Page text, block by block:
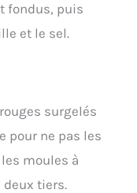
fondus, puis
et le sel.
surgelés
pour ne pas les
moules à
tiers.